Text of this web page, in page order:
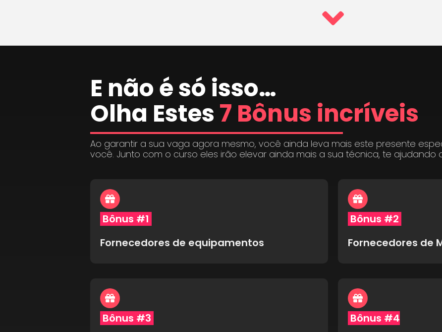
E não é só isso…
Olha Estes 7 Bônus incríveis
Ao garantir a sua vaga agora mesmo, você ainda leva mais este presente
você. Junto com o curso eles irão elevar ainda mais a sua técnica, te ajudando
Bônus #1
Fornecedores de equipamentos
Bônus #2
Fornecedores de
Bônus #3 Bônus #4